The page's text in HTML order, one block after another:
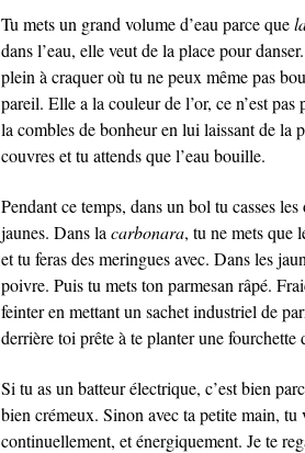
Tu mets un grand volume d’eau parce que
dans l’eau, elle veut de la place pour
plein à craquer où tu ne peux même pas
pareil. Elle a la couleur de l’or, ce n’est
la combles de bonheur en lui laissant de la
couvres et tu attends que l’eau bouille.
Pendant ce temps, dans un bol tu casses
jaunes. Dans la carbonara, tu ne mets que
et tu feras des meringues avec. Dans les
poivre. Puis tu mets ton parmesan râpé.
feinter en mettant un sachet industriel de
derrière toi prête à te planter une fourchette
Si tu as un batteur électrique, c’est bien
bien crémeux. Sinon avec ta petite main, tu
continuellement, et énergiquement. Je te